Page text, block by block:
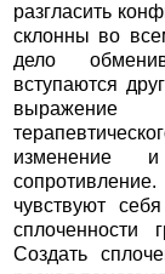
разгласить
склонны во
дело
вступаются
выражение
изменение
чувствуют
Создать